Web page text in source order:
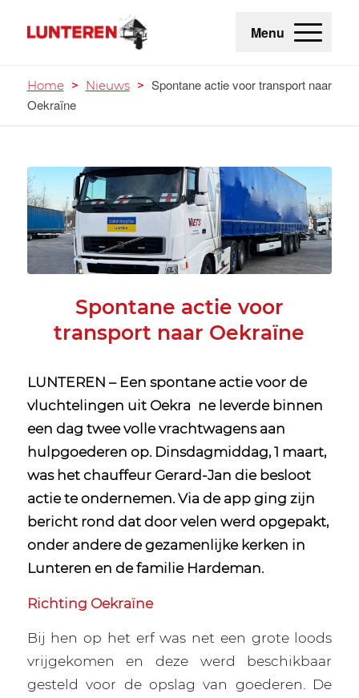
Menu
Home > Nieuws > Spontane actie voor transport naar
Oekraïne
Spontane actie voor
transport naar Oekraïne
LUNTEREN – Een spontane actie voor de
vluchtelingen uit Oekra ne leverde binnen
een dag twee volle vrachtwagens aan
hulpgoederen op. Dinsdagmiddag, 1 maart,
was het chauffeur Gerard-Jan die besloot
actie te ondernemen. Via de app ging zijn
bericht rond dat door velen werd opgepakt,
onder andere de gezamenlijke kerken in
Lunteren en de familie Hardeman.
Richting Oekraïne
Bij hen op het erf was net een grote loods
vrijgekomen en deze werd beschikbaar
gesteld voor de opslag van goederen. De